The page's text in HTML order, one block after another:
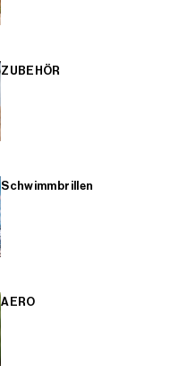
ZUBEHÖR
Schwimmbrillen
AERO